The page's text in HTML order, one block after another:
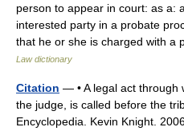
person to appear in court: as a:
interested party in a probate
that he or she is charged with
Law dictionary
Citation — • A legal act through
the judge, is called before the
Encyclopedia. Kevin Knight.